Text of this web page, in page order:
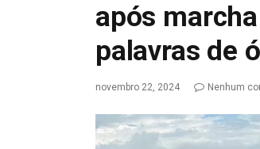
após
palavras de
novembro 22, 2024 Nenhum